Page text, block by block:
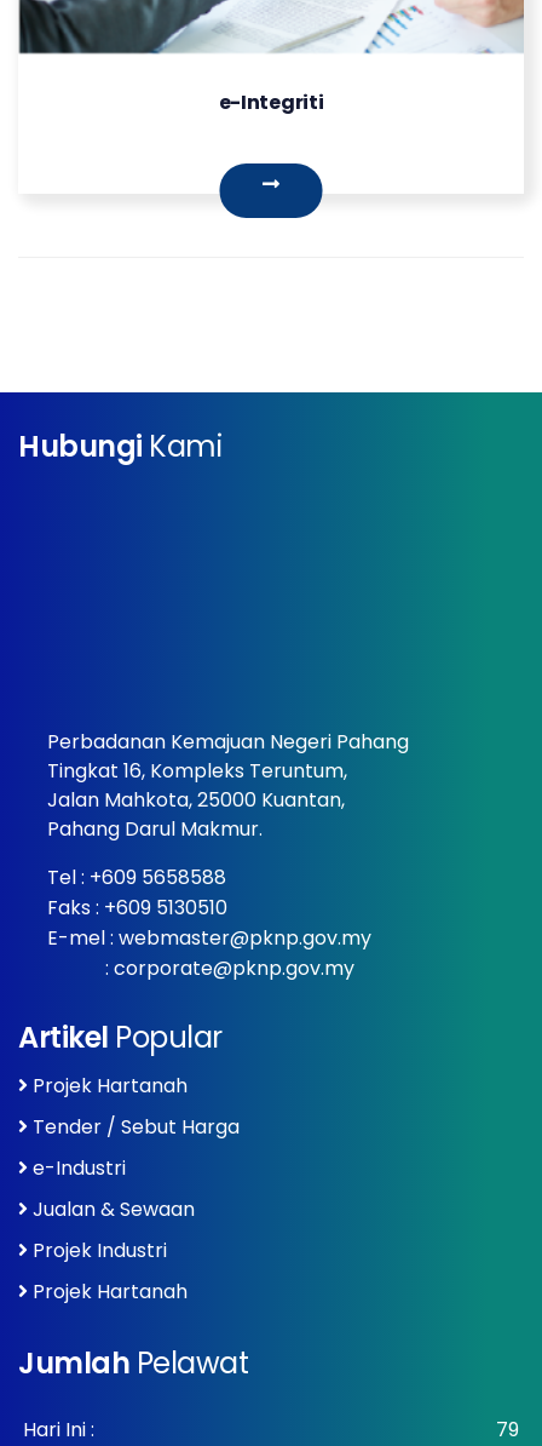
e-Integriti
Hubungi Kami
Perbadanan Kemajuan Negeri Pahang
Tingkat 16, Kompleks Teruntum,
Jalan Mahkota, 25000 Kuantan,
Pahang Darul Makmur.
Tel : +609 5658588
Faks : +609 5130510
E-mel : webmaster@pknp.gov.my
: corporate@pknp.gov.my
Artikel Popular
Projek Hartanah
Tender / Sebut Harga
e-Industri
Jualan & Sewaan
Projek Industri
Projek Hartanah
Jumlah Pelawat
Hari Ini :
79